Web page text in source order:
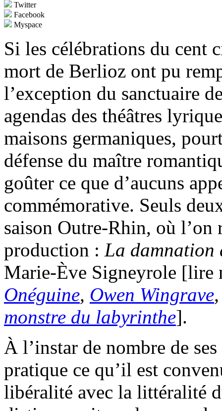
Twitter
Facebook
Myspace
Si les célébrations du cent
mort de Berlioz ont pu
l’exception du sanctuaire
agendas des théâtres
maisons germaniques,
défense du maître
goûter ce que d’aucuns
commémorative. Seuls
saison Outre-Rhin, où l’on
production : La damnation
Marie-Ève Signeyrole [lire
Onéguine, Owen Wingrave
monstre du labyrinthe].
À l’instar de nombre de
pratique ce qu’il est
libéralité avec la littéralité